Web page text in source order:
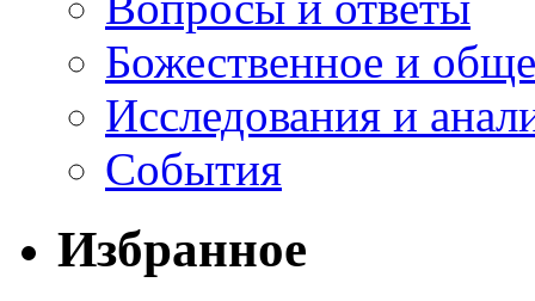
Божественное и
Исследования и
События
Избранное